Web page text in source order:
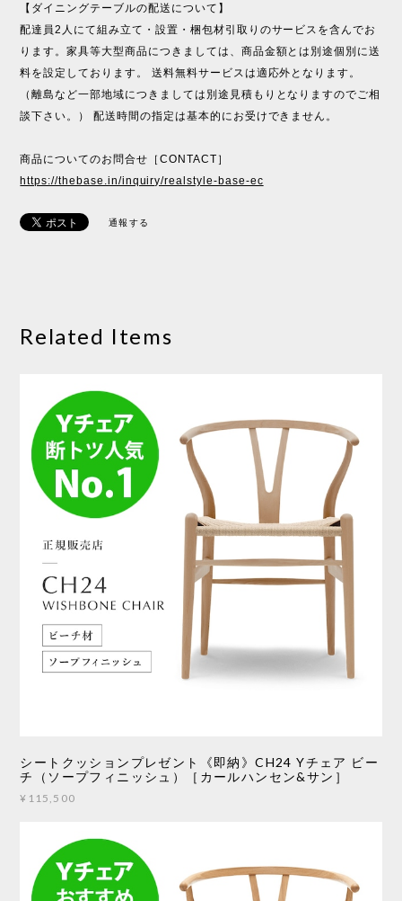
【ダイニングテーブルの配送について】
配達員2人にて組み立て・設置・梱包材引取りのサービスを含んでお
ります。家具等大型商品につきましては、商品金額とは別途個別に送
料を設定しております。 送料無料サービスは適応外となります。
（離島など一部地域につきましては別途見積もりとなりますのでご相
談下さい。） 配送時間の指定は基本的にお受けできません。
商品についてのお問合せ［CONTACT］
https://thebase.in/inquiry/realstyle-base-ec
通報する
Related Items
シートクッションプレゼント《即納》CH24 Yチェア ビー
チ（ソープフィニッシュ）［カールハンセン&サン］
¥115,500